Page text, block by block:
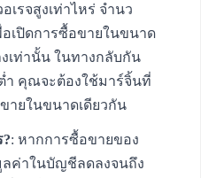
เรจสูงเท่าไหร่ จำนว
เปิดการซื้อขายในขนาด
เท่านั้น ในทางกลับกัน
ำ คุณจะต้องใช้มาร์จิ้นที่
ายในขนาดเดียวกัน
: หากการซื้อขายของ
ค่าในบัญชีลดลงจนถึง